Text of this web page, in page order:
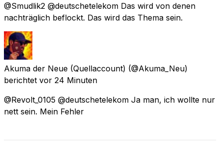
@Smudlik2 @deutschetelekom Das wird von denen
nachträglich beflockt. Das wird das Thema sein.
Akuma der Neue (Quellaccount) (@Akuma_Neu)
berichtet vor 24 Minuten
@Revolt_0105 @deutschetelekom Ja man, ich wollte nur
nett sein. Mein Fehler